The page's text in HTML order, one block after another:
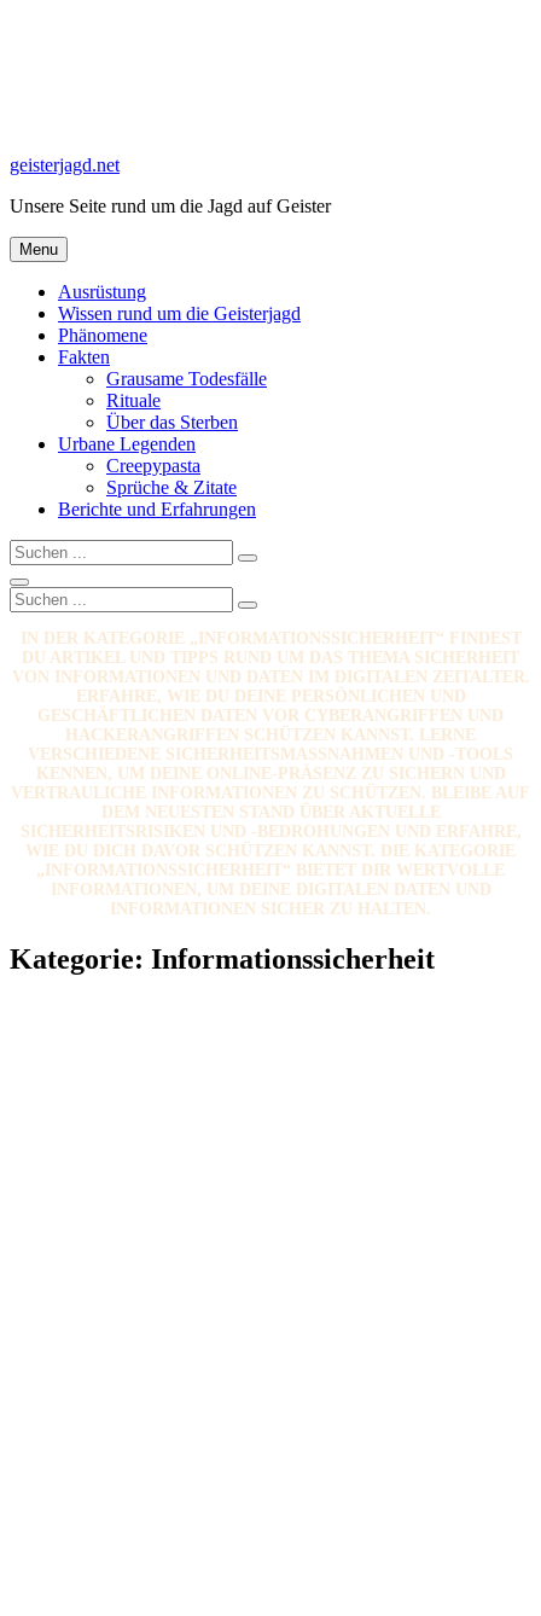
geisterjagd.net
Unsere Seite rund um die Jagd auf Geister
Menu
Ausrüstung
Wissen rund um die Geisterjagd
Phänomene
Fakten
Grausame Todesfälle
Rituale
Über das Sterben
Urbane Legenden
Creepypasta
Sprüche & Zitate
Berichte und Erfahrungen
Search
for:
Search
Search
Search
for:
Search
IN DER KATEGORIE „INFORMATIONSSICHERHEIT“ FINDEST
DU ARTIKEL UND TIPPS RUND UM DAS THEMA SICHERHEIT
VON INFORMATIONEN UND DATEN IM DIGITALEN ZEITALTER.
ERFAHRE, WIE DU DEINE PERSÖNLICHEN UND
GESCHÄFTLICHEN DATEN VOR CYBERANGRIFFEN UND
HACKERANGRIFFEN SCHÜTZEN KANNST. LERNE
VERSCHIEDENE SICHERHEITSMASSNAHMEN UND -TOOLS K
ENNEN, UM DEINE ONLINE-PRÄSENZ ZU SICHERN UND V
ERTRAULICHE INFORMATIONEN ZU SCHÜTZEN. BLEIBE AUF D
EM NEUESTEN STAND ÜBER AKTUELLE S
ICHERHEITSRISIKEN UND -BEDROHUNGEN UND ERFAHRE, W
IE DU DICH DAVOR SCHÜTZEN KANNST. DIE KATEGORIE „
INFORMATIONSSICHERHEIT“ BIETET DIR WERTVOLLE I
NFORMATIONEN, UM DEINE DIGITALEN DATEN UND I
NFORMATIONEN SICHER ZU HALTEN.
Kategorie: Informationssicherheit